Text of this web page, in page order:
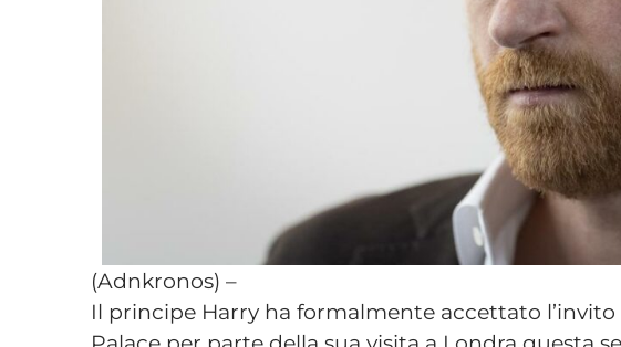
(Adnkronos) –
Il principe Harry ha formalmente accettato